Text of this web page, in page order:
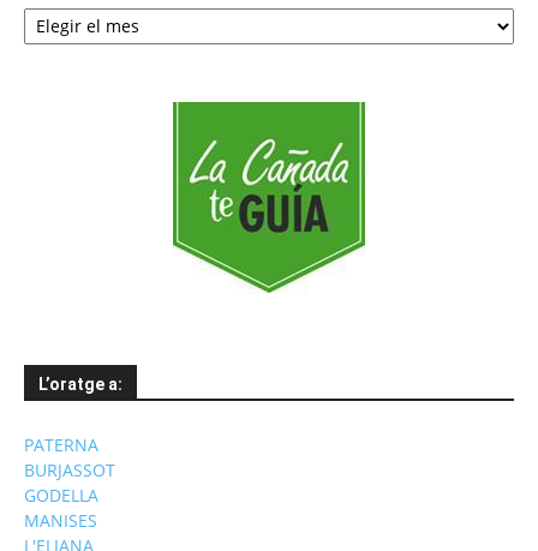
per
L’oratge a:
PATERNA
BURJASSOT
GODELLA
MANISES
L'ELIANA